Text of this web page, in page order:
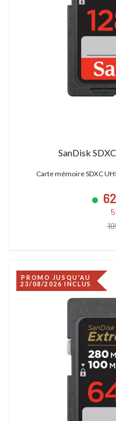
SanDisk
Carte mémoire SDXC
PROMO JUSQU'AU
23/08/2026 INCLUS